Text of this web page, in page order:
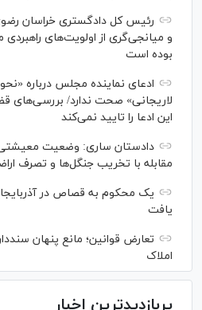
رئیس کل دادگستری خراسان
و میانجی‌گری از اولویت‌های
بوده است
ادعای نماینده مجلس درباره
لاریجانی» صحت ندارد/ بررسی‌های
این ادعا را تایید نمی‌کند
دادستان ساری: وضعیت معیشتی
مقابله با تخریب جنگل‌ها و تصرف
یک محکوم به قصاص در
یافت
تعارض قوانین؛ مانع پنهان
املاک
پربازدیدترین اخبار